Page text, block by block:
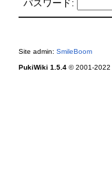
パスワード:
Site admin: SmileBoom
PukiWiki 1.5.4© 2001-2022